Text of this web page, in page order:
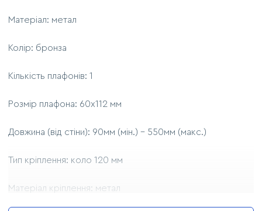
Матеріал: метал
Колір: бронза
Кількість плафонів: 1
Розмір плафона: 60х112 мм
Довжина (від стіни): 90мм (мін.) - 550мм (макс.)
Тип кріплення: коло 120 мм
Матеріал кріплення: метал